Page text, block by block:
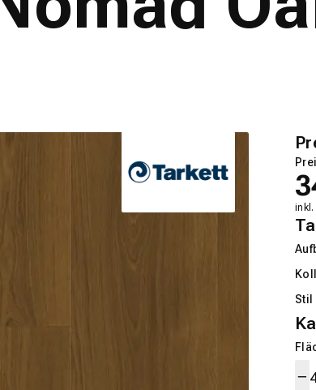
inkl.
Stil